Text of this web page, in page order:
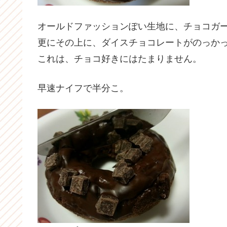
オールドファッションぽい生地に、チョコガ
更にその上に、ダイスチョコレートがのっか
これは、チョコ好きにはたまりません。
早速ナイフで半分こ。